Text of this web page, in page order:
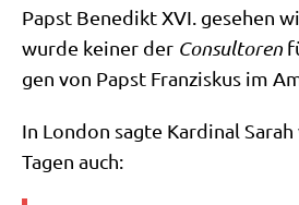
Papst Bene­dikt XVI. gese­hen
wur­de kei­ner der Con­sul­to­ren
gen von Papst Fran­zis­kus im
In Lon­don sag­te Kar­di­nal
Tagen auch: